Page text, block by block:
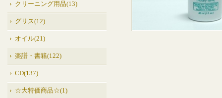
クリーニング用品(13)
グリス(12)
オイル(21)
楽譜・書籍(122)
CD(137)
☆大特価商品☆(1)